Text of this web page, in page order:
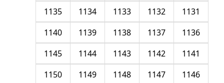
1131
1132
1133
1134
1135
1136
1137
1138
1139
1140
1141
1142
1143
1144
1145
1146
1147
1148
1149
1150